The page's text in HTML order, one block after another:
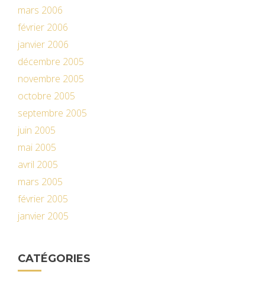
mars 2006
février 2006
janvier 2006
décembre 2005
novembre 2005
octobre 2005
septembre 2005
juin 2005
mai 2005
avril 2005
mars 2005
février 2005
janvier 2005
CATÉGORIES